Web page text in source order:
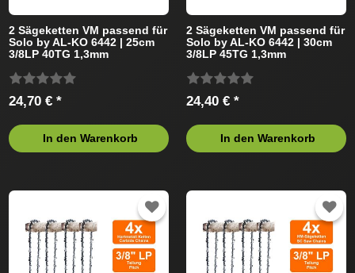
2 Sägeketten VM passend für
Solo by AL-KO 6442 | 25cm
3/8LP 40TG 1,3mm
24,70 € *
In den Warenkorb
2 Sägeketten VM passend für
Solo by AL-KO 6442 | 30cm
3/8LP 45TG 1,3mm
24,40 € *
In den Warenkorb